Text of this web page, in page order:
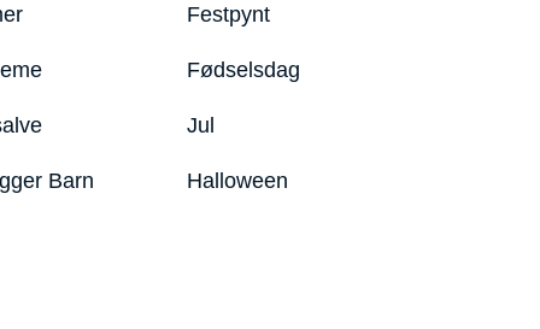
Barn
Festpynt
Fødselsdag
Jul
Halloween